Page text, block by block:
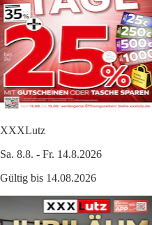
XXXLutz
Sa. 8.8. - Fr. 14.8.2026
Gültig bis 14.08.2026